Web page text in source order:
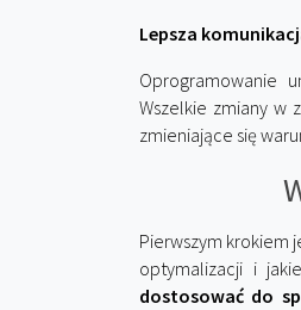
Lepsza
Oprogramowanie
Wszelkie zmiany w
zmieniające się
Pierwszym krokiem
optymalizacji i
dostosować do